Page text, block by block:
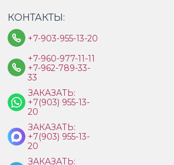
КОНТАКТЫ:
+7-903-955-13-20
+7-960-977-11-11
+7-962-789-33-
33
ЗАКАЗАТЬ:
+7(903) 955-13-
20
ЗАКАЗАТЬ:
+7(903) 955-13-
20
ЗАКАЗАТЬ: